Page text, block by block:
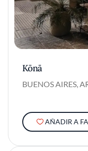
Kōnā
BUENOS AIRES,
AÑADIR A